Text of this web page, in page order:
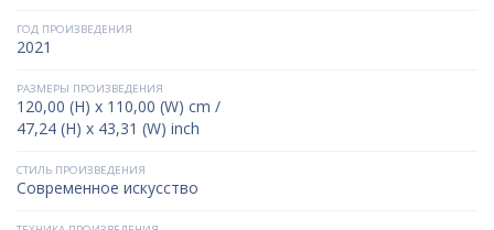
ГОД ПРОИЗВЕДЕНИЯ
2021
РАЗМЕРЫ ПРОИЗВЕДЕНИЯ
120,00 (H) x 110,00 (W) cm /
47,24 (H) x 43,31 (W) inch
СТИЛЬ ПРОИЗВЕДЕНИЯ
Современное искусство